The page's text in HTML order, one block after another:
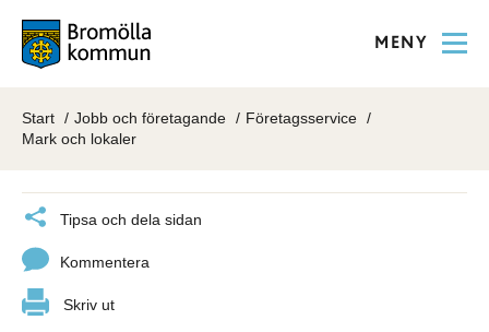
MENY
Start Jobb och företagande
Företagsservice
Mark och lokaler
Tipsa och dela sidan
Kommentera
Skriv ut